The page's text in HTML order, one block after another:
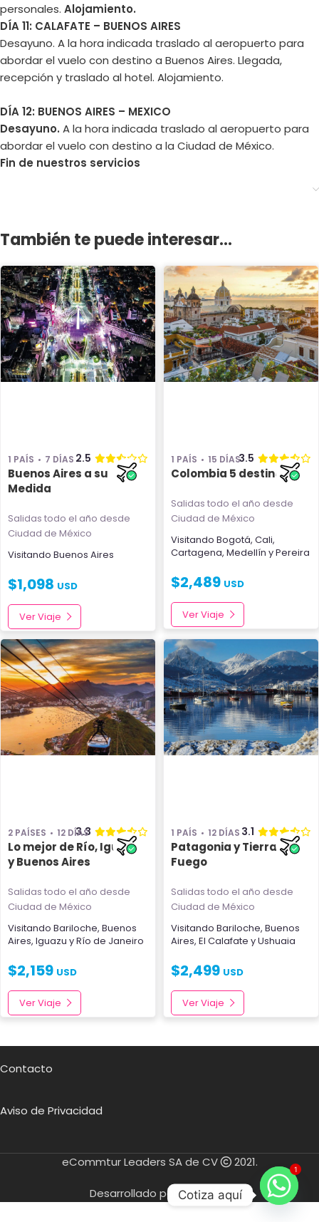
personales. Alojamiento.
DÍA 11: CALAFATE – BUENOS AIRES
Desayuno. A la hora indicada traslado al aeropuerto para
abordar el vuelo con destino a Buenos Aires. Llegada,
recepción y traslado al hotel. Alojamiento.
DÍA 12: BUENOS AIRES – MEXICO
Desayuno. A la hora indicada traslado al aeropuerto para
abordar el vuelo con destino a la Ciudad de México.
Fin de nuestros servicios
También te puede interesar...
1 PAÍS 7 DÍAS 2.5
Buenos Aires a su
Medida
Salidas todo el año desde
Ciudad de México
Visitando Buenos Aires
$1,098 USD
Ver Viaje
1 PAÍS 15 DÍAS3.5
Colombia 5 destinos
Salidas todo el año desde
Ciudad de México
Visitando Bogotá, Cali,
Cartagena, Medellín yPereira
$2,489 USD
Ver Viaje
2 PAÍSES 12 DÍAS
3.3
Lo mejor de Río, Iguazú
y Buenos Aires
Salidas todo el año desde
Ciudad de México
Visitando Bariloche, Buenos
Aires, Iguazu yRío de Janeiro
$2,159 USD
Ver Viaje
1 PAÍS 12 DÍAS 3.1
Patagonia y Tierra del
Fuego
Salidas todo el año desde
Ciudad de México
Visitando Bariloche, Buenos
Aires, El Calafate yUshuaia
$2,499 USD
Ver Viaje
Contacto
Aviso de Privacidad
eCommtur Leaders SA de CV 2021.
Desarrollado por
1
Cotiza aquí